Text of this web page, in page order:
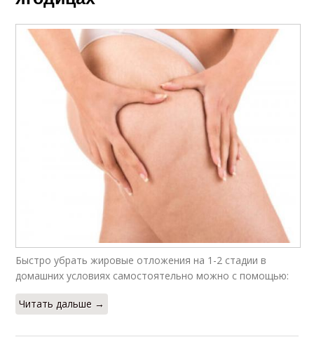
Быстро убрать жировые отложения на 1-2 стадии в
домашних условиях самостоятельно можно с помощью:
Читать дальше →